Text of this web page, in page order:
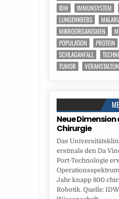
IDW
IMMUNSYSTEM
LUNGENKREBS
MIKROORGANISMEN
POPULATION
PROTEIN
SCHLAGANFALL
TUMOR
Neue
Chirurgie
Das
erstmals den Da
Port-Technologie
Jahr knapp 800
Robotik. Quelle: